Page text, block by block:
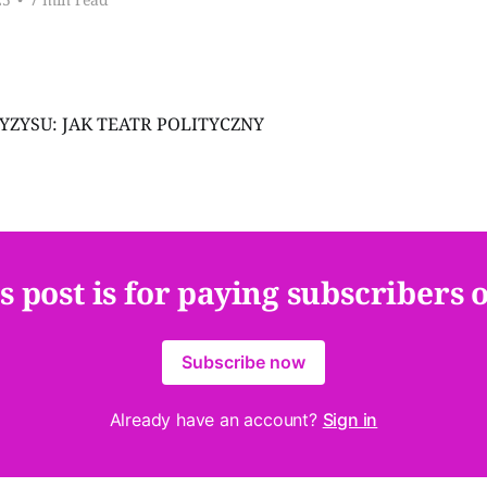
post is for paying subscribers
Subscribe now
Already have an account? Sign in